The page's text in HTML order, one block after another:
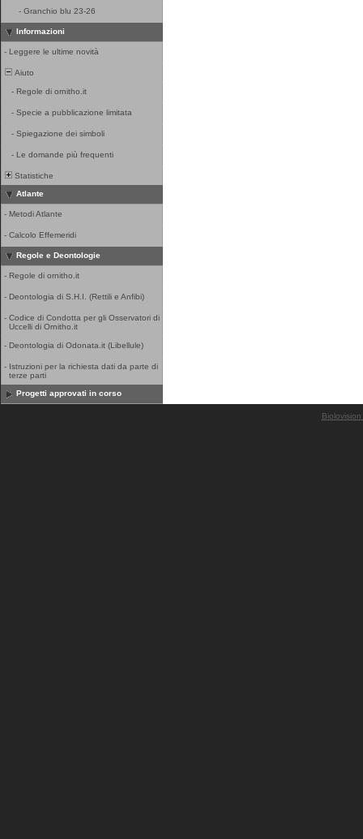
- Granchio blu 23-26
Informazioni
- Leggere le ultime novità
Aiuto
- Regole di ornitho.it
- Specie a pubblicazione limitata
- Spiegazione dei simboli
- Le domande più frequenti
Statistiche
Atlante
- Metodi Atlante
- Calcolo Effemeridi
Regole e Deontologie
- Regole di ornitho.it
- Deontologia di S.H.I. (Rettili e Anfibi)
- Codice di Condotta per gli Osservatori di
Uccelli di Ornitho.it
- Deontologia di Odonata.it (Libellule)
- Istruzioni per la richiesta dati da parte di
terze parti
Progetti approvati in corso
Biolovision